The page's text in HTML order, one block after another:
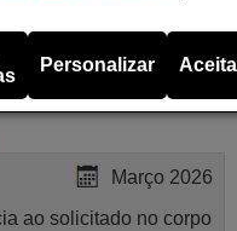
Março 2026
ao solicitado no corpo
Personalizar